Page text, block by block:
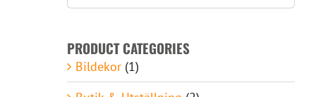
PRODUCT CATEGORIES
Bildekor (1)